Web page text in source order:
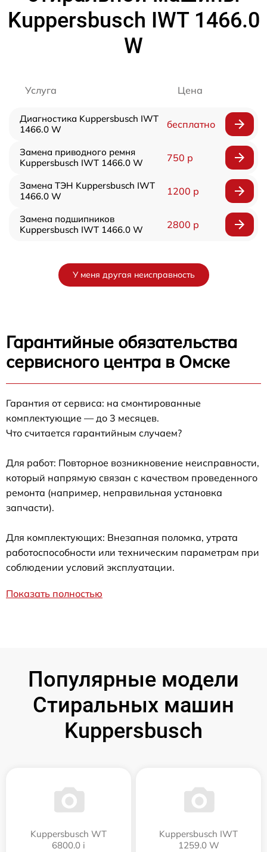
Kuppersbusch IWT 1466.0
W
Услуга Цена
Диагностика Kuppersbusch IWT
1466.0 W
бесплатно
Замена приводного ремня
Kuppersbusch IWT 1466.0 W
750 р
Замена ТЭН Kuppersbusch IWT
1466.0 W
1200 р
Замена подшипников
Kuppersbusch IWT 1466.0 W
2800 р
У меня другая неисправность
Гарантийные обязательства
сервисного центра в Омске
Гарантия от сервиса: на смонтированные
комплектующие — до 3 месяцев.
Что считается гарантийным случаем?
Для работ: Повторное возникновение неисправности,
который напрямую связан с качеством проведенного
ремонта (например, неправильная установка
запчасти).
Для комплектующих: Внезапная поломка, утрата
работоспособности или техническим параметрам при
соблюдении условий эксплуатации.
Показать полностью
Популярные модели
Стиральных машин
Kuppersbusch
Kuppersbusch WT
6800.0 i
Kuppersbusch IWT
1259.0 W